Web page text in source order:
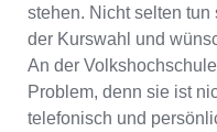
stehen. Nicht selten
der Kurswahl und
An der
Problem, denn sie ist
telefonisch und